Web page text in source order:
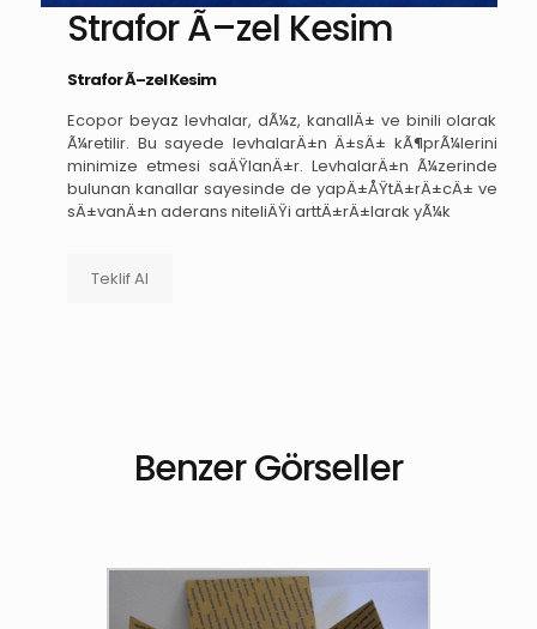
Strafor Ã–zel Kesim
Strafor Ã–zel Kesim
Ecopor beyaz levhalar, dÃ¼z, kanallÄ± ve binili olarak
Ã¼retilir. Bu sayede levhalarÄ±n Ä±sÄ± kÃ¶prÃ¼lerini
minimize etmesi saÄŸlanÄ±r. LevhalarÄ±n Ã¼zerinde
bulunan kanallar sayesinde de yapÄ±ÅŸtÄ±rÄ±cÄ± ve
sÄ±vanÄ±n aderans niteliÄŸi arttÄ±rÄ±larak yÃ¼k
Teklif Al
Benzer Görseller